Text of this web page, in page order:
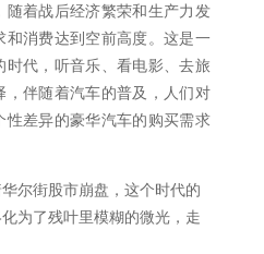
着战后经济繁荣和生产力发
和消费达到空前高度。这是一
代，听音乐、看电影、去旅
伴随着汽车的普及，人们对
差异的豪华汽车的购买需求
尔街股市崩盘，这个时代的
为了残叶里模糊的微光，走